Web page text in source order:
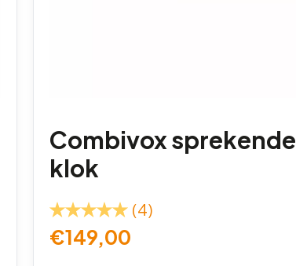
Combivox sprekende
klok
(4)
€149,00